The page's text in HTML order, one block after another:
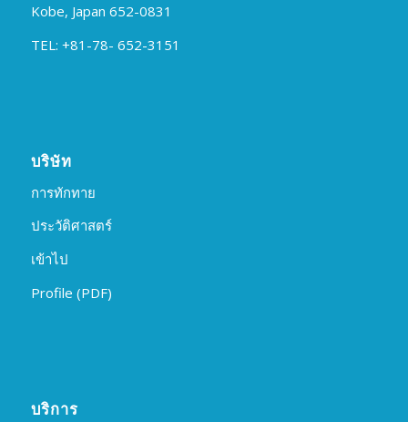
Kobe, Japan 652-0831
TEL: +81-78- 652-3151
บริษัท
การทักทาย
ประวัติศาสตร์
เข้าไป
Profile (PDF)
บริการ